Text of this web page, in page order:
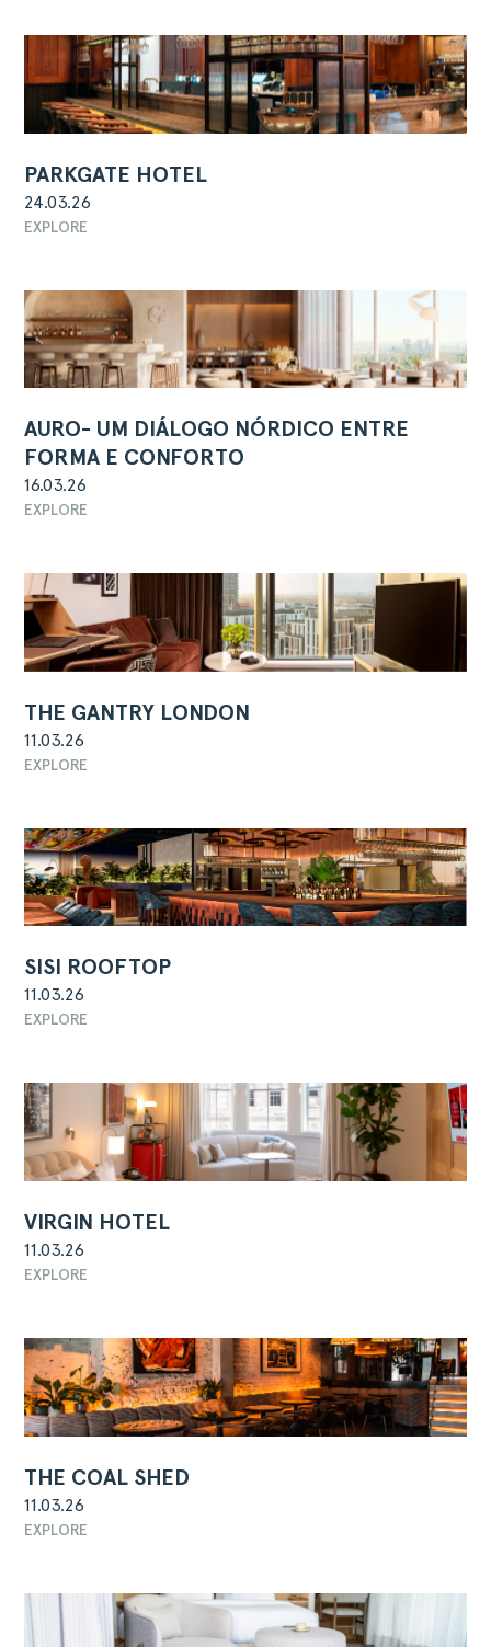
PARKGATE HOTEL
24.03.26
EXPLORE
AURO- UM DIÁLOGO NÓRDICO ENTRE
FORMA E CONFORTO
16.03.26
EXPLORE
THE GANTRY LONDON
11.03.26
EXPLORE
SISI ROOFTOP
11.03.26
EXPLORE
VIRGIN HOTEL
11.03.26
EXPLORE
THE COAL SHED
11.03.26
EXPLORE